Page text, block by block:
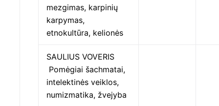
mezgimas, karpinių
karpymas,
etnokultūra, kelionės
SAULIUS VOVERIS
Pomėgiai šachmatai,
intelektinės veiklos,
numizmatika, žvejyba